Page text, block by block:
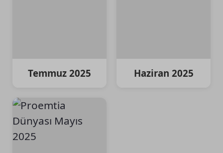
Temmuz 2025 Haziran 2025